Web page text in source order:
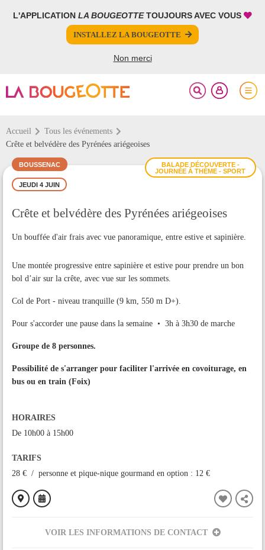
L'APPLICATION LA BOUGEOTTETOUJOURS AVEC VOUS
INSTALLEZ LA BOUGEOTTE
Non merci
Accueil
Tous les événements
Crête et belvédère des Pyrénées ariégeoises
BALADE DÉCOUVERTE -
JOURNÉE À THÈME - SPORT
BOUSSENAC
JEUDI 4 JUIN
Crête et belvédère des Pyrénées ariégeoises
Un bouffée d'air frais avec vue panoramique, entre estive et sapinière.
Une montée progressive entre sapinière et estive pour prendre un bon
bol d’air sur la crête, avec vue sur les sommets.
Col de Port - niveau tranquille (9 km, 550 m D+).
Pour s'accorder une pause dans la semaine • 3h à 3h30 de marche
Groupe de 8 personnes.
Possibilité de s'arranger pour faciliter l'arrivée en covoiturage, en
bus ou en train (Foix)
HORAIRES
De 10h00 à 15h00
TARIFS
28 € / personne et pique-nique gourmand en option : 12 €
VOIR LES INFORMATIONS DE CONTACT
FERMER
PARTAGER
FERMER
Votre inscription à la newsletter a été effectuée.